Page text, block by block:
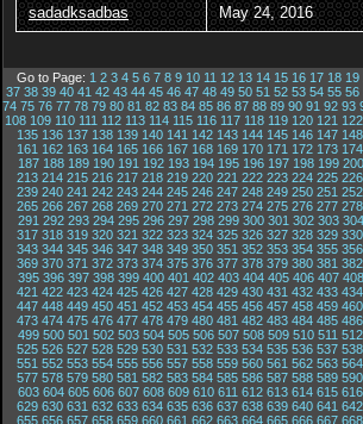
sadadksadbas May 24, 2016
Go to Page: 1 2 3 4 5 6 7 8 9 10 11 12 13 14 15 16 17 18 19
37 38 39 40 41 42 43 44 45 46 47 48 49 50 51 52 53 54 55 56
74 75 76 77 78 79 80 81 82 83 84 85 86 87 88 89 90 91 92 93
108 109 110 111 112 113 114 115 116 117 118 119 120 121 122
135 136 137 138 139 140 141 142 143 144 145 146 147 148
161 162 163 164 165 166 167 168 169 170 171 172 173 174
187 188 189 190 191 192 193 194 195 196 197 198 199 200
213 214 215 216 217 218 219 220 221 222 223 224 225 226
239 240 241 242 243 244 245 246 247 248 249 250 251 252
265 266 267 268 269 270 271 272 273 274 275 276 277 278
291 292 293 294 295 296 297 298 299 300 301 302 303 304
317 318 319 320 321 322 323 324 325 326 327 328 329 330
343 344 345 346 347 348 349 350 351 352 353 354 355 356
369 370 371 372 373 374 375 376 377 378 379 380 381 382
395 396 397 398 399 400 401 402 403 404 405 406 407 408
421 422 423 424 425 426 427 428 429 430 431 432 433 434
447 448 449 450 451 452 453 454 455 456 457 458 459 460
473 474 475 476 477 478 479 480 481 482 483 484 485 486
499 500 501 502 503 504 505 506 507 508 509 510 511 512
525 526 527 528 529 530 531 532 533 534 535 536 537 538
551 552 553 554 555 556 557 558 559 560 561 562 563 564
577 578 579 580 581 582 583 584 585 586 587 588 589 590
603 604 605 606 607 608 609 610 611 612 613 614 615 616
629 630 631 632 633 634 635 636 637 638 639 640 641 642
655 656 657 658 659 660 661 662 663 664 665 666 667 668